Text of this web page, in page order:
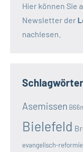
Hier können Sie
Newsletter der
nachlesen.
Schlagwörter
Asemissen B66n
Bielefeld
evangelisch-